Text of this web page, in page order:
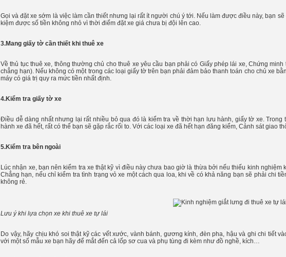
Gọi và đặt xe sớm là việc làm cần thiết nhưng lại rất ít người chú ý tới. Nếu làm được điều này, bạn
kiệm được số tiền không nhỏ vì thời điểm đặt xe giá chưa bị đội lên cao.
3.Mang giấy tờ cần thiết khi thuê xe
Về thủ tục thuê xe, thông thường chủ cho thuê xe yêu cầu bạn phải có Giấy phép lái xe, Chứng
chẳng hạn). Nếu không có một trong các loại giấy tờ trên bạn phải đảm bảo thanh toán cho chủ xe
máy có giá trị quy ra mức tiền nhất định.
4.Kiểm tra giấy tờ xe
Điều dễ dàng nhất nhưng lại rất nhiều bỏ qua đó là kiểm tra về thời hạn lưu hành, giấy tờ xe.
hành xe đã hết, rất có thể bạn sẽ gặp rắc rối to. Với các loại xe đã hết hạn đăng kiểm, Cảnh sát giao
5.Kiểm tra bên ngoài
Lúc nhận xe, bạn nên kiểm tra xe thật kỹ vì điều này chưa bao giờ là thừa bởi nếu thiếu kinh
Chẳng hạn, nếu chỉ kiểm tra tình trạng vỏ xe một cách qua loa, khi về có khả năng bạn sẽ phải chi
không rẻ.
Lưu ý khi lựa chọn xe khi thuê xe tự lái
Do vậy, hãy chịu khó soi thật kỹ các vết xước, vành bánh, gương kính, đèn pha, hậu và ghi chi tiết
với một số mẫu xe bạn hãy để mắt đến cả lốp sơ cua và phụ tùng đi kèm như đồ nghề, kích…